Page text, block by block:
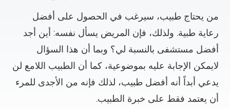
من يحتاج طبيب، سيرغب في الحصول على أفضل
رعاية طبية. ولذلك، فإن المريض يسأل نفسه: أين أجد
أفضل مستشفى بالنسبة لي؟ وبما أن هذا السؤال
لايمكن الإجابة عليه بموضوعية، كما أن الطبيب اللامع لن
يدعي أبداً أنه أفضل طبيب، لذلك فإنه من الأجدى للمرء
أن يعتمد فقط على خبرة الطبيب.